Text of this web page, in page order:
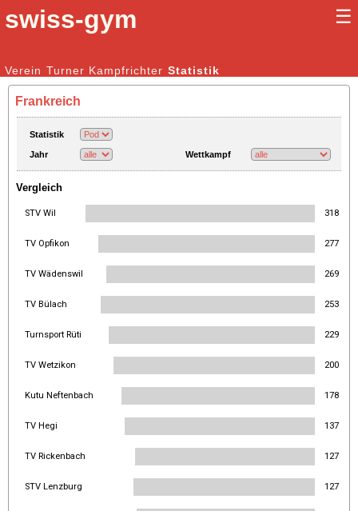
swiss-gym ☰
Kunstturnen Männer | Kunstturnen Frauen
Verein Turner Kampfrichter Statistik
Frankreich
Statistik
Jahr Wettkampf
Vergleich
STV Wil 318
TV Opfikon 277
TV Wädenswil 269
TV Bülach 253
Turnsport Rüti 229
TV Wetzikon 200
Kutu Neftenbach 178
TV Hegi 137
TV Rickenbach 127
STV Lenzburg 127